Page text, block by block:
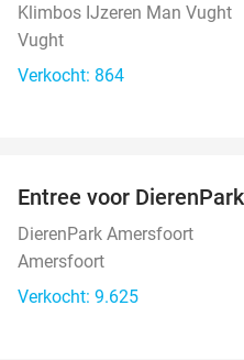
Klimbos IJzeren Man Vught
Vught
Verkocht: 864
Entree voor
DierenPark Amersfoort
Amersfoort
Verkocht: 9.625